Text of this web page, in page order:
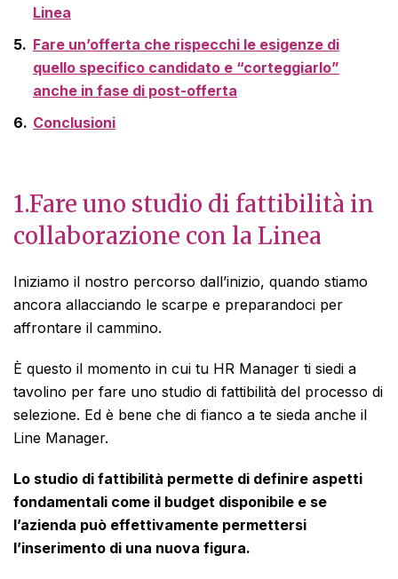
Linea
Fare un’offerta che rispecchi le esigenze di
quello specifico candidato e “corteggiarlo”
anche in fase di post-offerta
Conclusioni
1.Fare uno studio di fattibilità in
collaborazione con la Linea
Iniziamo il nostro percorso dall’inizio, quando stiamo
ancora allacciando le scarpe e preparandoci per
affrontare il cammino.
È questo il momento in cui tu HR Manager ti siedi a
tavolino per fare uno studio di fattibilità del processo di
selezione. Ed è bene che di fianco a te sieda anche il
Line Manager.
Lo studio di fattibilità permette di definire aspetti
fondamentali come il budget disponibile e se
l’azienda può effettivamente permettersi
l’inserimento di una nuova figura.